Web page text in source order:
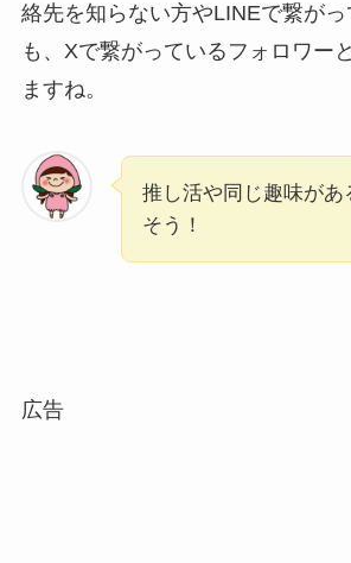
絡先を知らない方やLINEで繋が
も、Xで繋がっているフォロワー
ますね。
推し活や同じ趣味があ
そう！
広告